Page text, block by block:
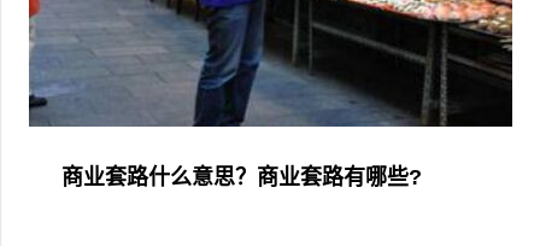
商业套路什么意思？商业套路有哪些?